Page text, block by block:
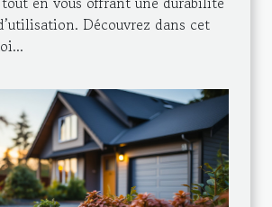
Découvrez dans cet